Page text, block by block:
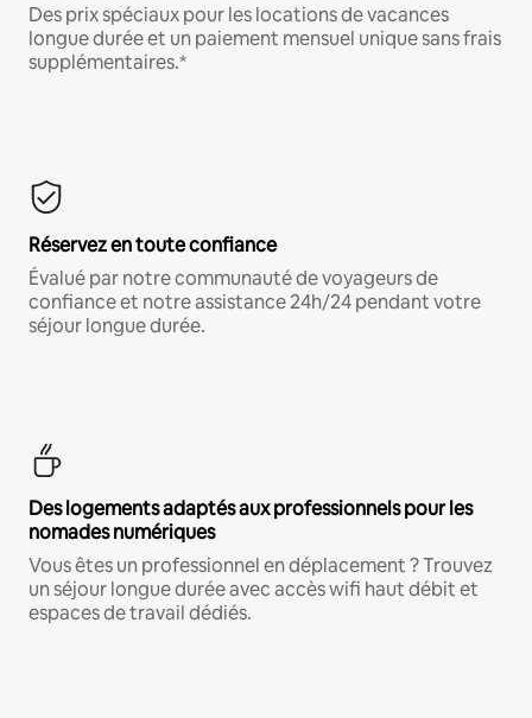
Des prix spéciaux pour les locations de vacances
longue durée et un paiement mensuel unique sans frais
supplémentaires.*
Réservez en toute confiance
Évalué par notre communauté de voyageurs de
confiance et notre assistance 24h/24 pendant votre
séjour longue durée.
Des logements adaptés aux professionnels pour les
nomades numériques
Vous êtes un professionnel en déplacement ? Trouvez
un séjour longue durée avec accès wifi haut débit et
espaces de travail dédiés.